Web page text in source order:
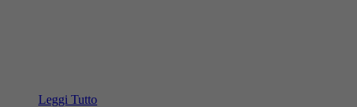
Leggi Tutto